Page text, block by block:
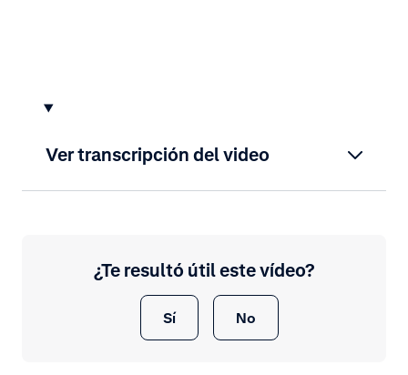
Ver transcripción del video
¿Te resultó útil este vídeo?
Sí No